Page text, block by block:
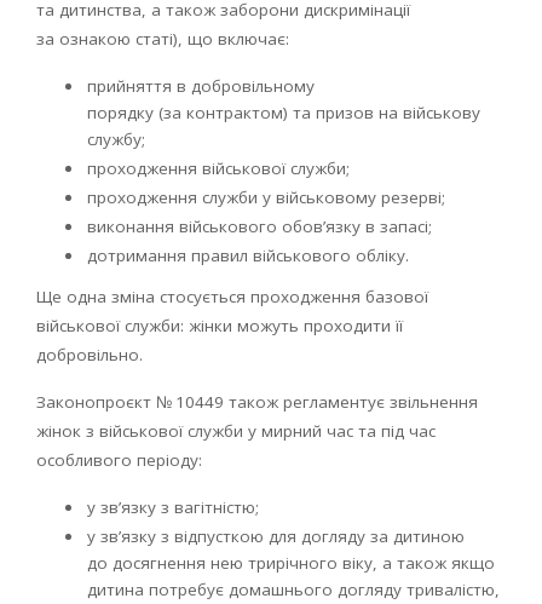
та дитинства, а також заборони дискримінації
за ознакою статі), що включає:
прийняття в добровільному
порядку (за контрактом) та призов на військову
службу;
проходження військової служби;
проходження служби у військовому резерві;
виконання військового обов’язку в запасі;
дотримання правил військового обліку.
Ще одна зміна стосується проходження базової
військової служби: жінки можуть проходити її
добровільно.
Законопроєкт № 10449 також регламентує звільнення
жінок з військової служби у мирний час та під час
особливого періоду:
у зв’язку з вагітністю;
у зв’язку з відпусткою для догляду за дитиною
до досягнення нею трирічного віку, а також якщо
дитина потребує домашнього догляду тривалістю,